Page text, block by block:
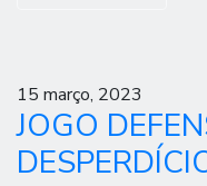
15 março, 2023
JOGO